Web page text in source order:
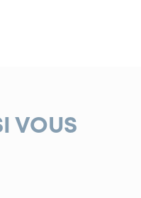
VOUS